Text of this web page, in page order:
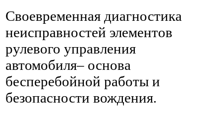
Своевременная диагностика
неисправностей элементов
рулевого управления
автомобиля– основа
бесперебойной работы и
безопасности вождения.